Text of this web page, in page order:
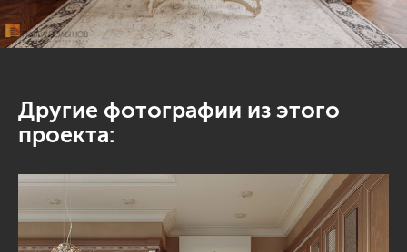
Другие фотографии из этого
проекта: